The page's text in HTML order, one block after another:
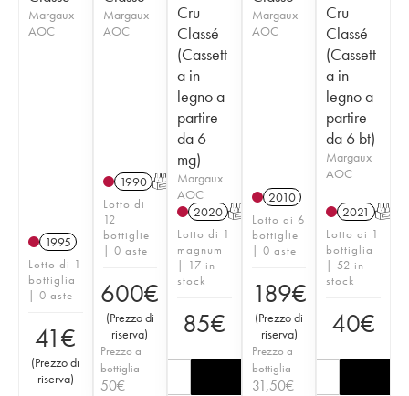
Margaux
AOC
1995
Lotto di 1
bottiglia
| 0 aste
41€
(Prezzo di
riserva)
Margaux
AOC
1990 T
Lotto di
12
bottiglie
| 0 aste
600€
(Prezzo di
riserva)
Prezzo a
bottiglia
50€
Cru
Classé
(Cassett
a in
legno a
partire
da 6
mg)
Margaux
AOC
2020 T
Lotto di 1
magnum
| 17 in
stock
85€
Margaux
AOC
2010
Lotto di 6
bottiglie
| 0 aste
189€
(Prezzo di
riserva)
Prezzo a
bottiglia
31,50€
Cru
Classé
(Cassett
a in
legno a
partire
da 6 bt)
Margaux
AOC
2021 T
Lotto di 1
bottiglia
| 52 in
stock
40€